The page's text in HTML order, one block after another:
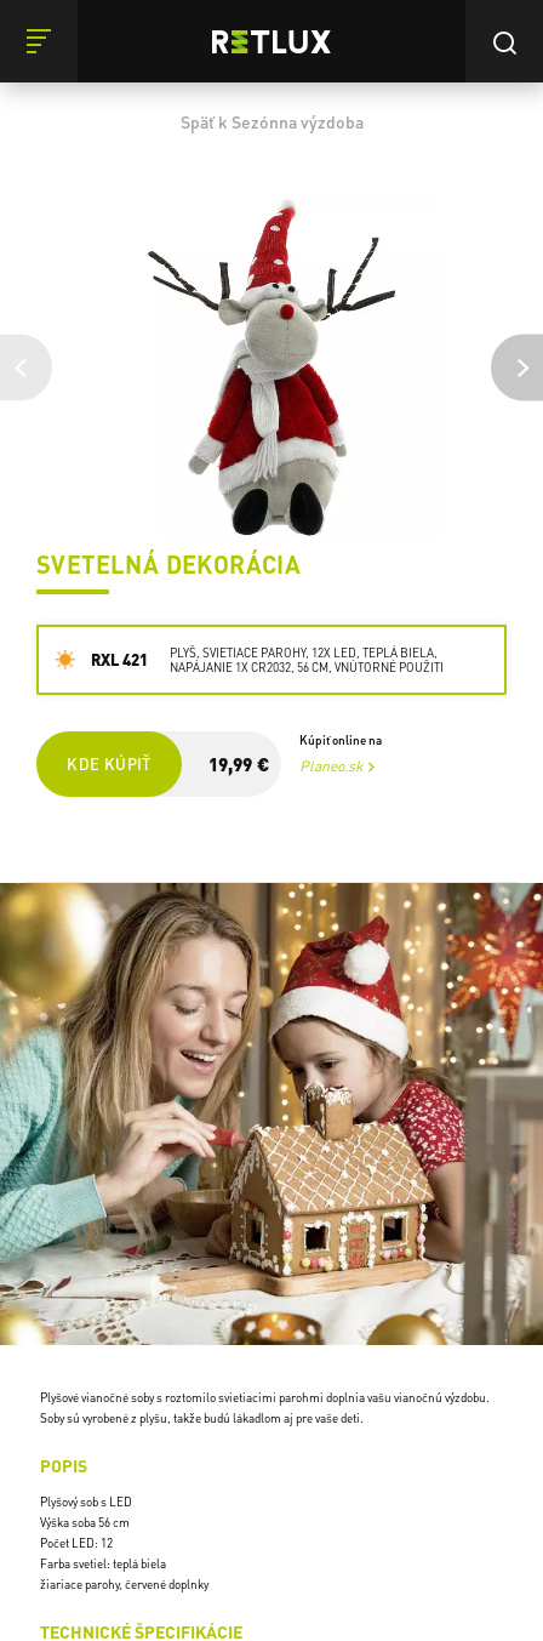
Späť k Sezónna výzdoba
SVETELNÁ DEKORÁCIA
RXL 421
PLYŠ, SVIETIACE PAROHY, 12X LED, TEPLÁ BIELA,
NAPÁJANIE 1X CR2032, 56 CM, VNÚTORNÉ POUŽITI
KDE KÚPIŤ 19,99 €
Kúpiť online na
Planeo.sk
Plyšové vianočné soby s roztomilo svietiacimi parohmi doplnia vašu vianočnú výzdobu.
Soby sú vyrobené z plyšu, takže budú lákadlom aj pre vaše deti.
POPIS
Plyšový sob s LED
Výška soba 56 cm
Počet LED: 12
Farba svetiel: teplá biela
žiariace parohy, červené doplnky
TECHNICKÉ ŠPECIFIKÁCIE